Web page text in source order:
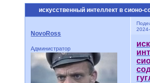
искусственный интеллект в сионо-
NovoRoss
Администратор